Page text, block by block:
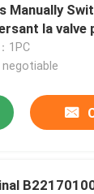
Manually
la valve
1PC
negotiable